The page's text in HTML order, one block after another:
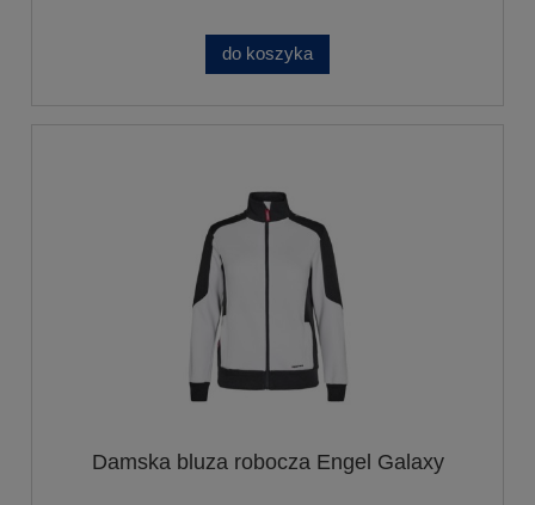
do koszyka
Damska bluza robocza Engel Galaxy